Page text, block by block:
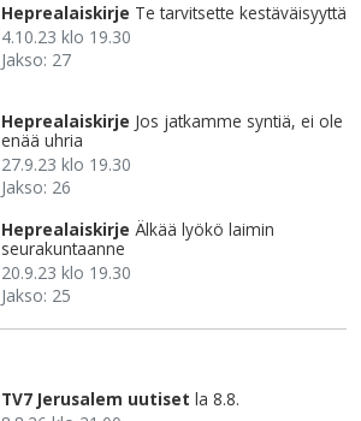
Heprealaiskirje Te tarvitsette kestäväisyyttä
4.10.23 klo 19.30
Jakso: 27
Heprealaiskirje Jos jatkamme syntiä, ei ole
enää uhria
27.9.23 klo 19.30
Jakso: 26
Heprealaiskirje Älkää lyökö laimin
seurakuntaanne
20.9.23 klo 19.30
Jakso: 25
TV7 Jerusalem uutiset la 8.8.